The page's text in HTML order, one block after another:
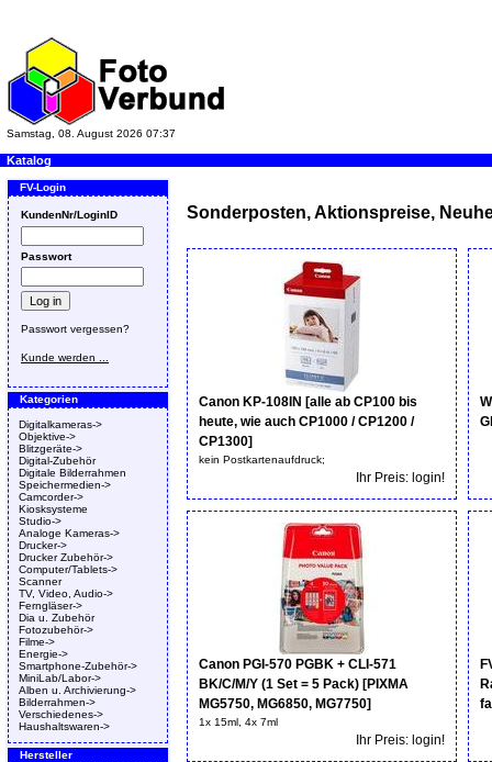
Samstag, 08. August 2026 07:37
Katalog
FV-Login
KundenNr/LoginID
Passwort
Passwort vergessen?
Kunde werden ...
Kategorien
Digitalkameras->
Objektive->
Blitzgeräte->
Digital-Zubehör
Digitale Bilderrahmen
Speichermedien->
Camcorder->
Kiosksysteme
Studio->
Analoge Kameras->
Drucker->
Drucker Zubehör->
Computer/Tablets->
Scanner
TV, Video, Audio->
Ferngläser->
Dia u. Zubehör
Fotozubehör->
Filme->
Energie->
Smartphone-Zubehör->
MiniLab/Labor->
Alben u. Archivierung->
Bilderrahmen->
Verschiedenes->
Haushaltswaren->
Hersteller
Sonderposten, Aktionspreise,
Canon KP-108IN [alle ab CP100 bis
heute, wie auch CP1000 / CP1200 /
CP1300]
kein Postkartenaufdruck;
Ihr Preis: login!
Canon PGI-570 PGBK + CLI-571
BK/C/M/Y (1 Set = 5 Pack) [PIXMA
MG5750, MG6850, MG7750]
1x 15ml, 4x 7ml
Ihr Preis: login!